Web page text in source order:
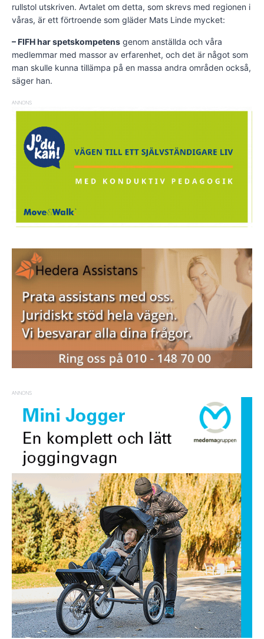
rullstol utskriven. Avtalet om detta, som skrevs med regionen i
våras, är ett förtroende som gläder Mats Linde mycket:
– FIFH har spetskompetens genom anställda och våra
medlemmar med massor av erfarenhet, och det är något som
man skulle kunna tillämpa på en massa andra områden också,
säger han.
ANNONS
ANNONS